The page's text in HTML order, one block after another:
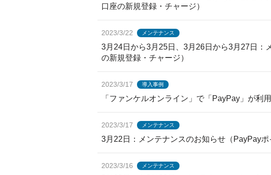
口座の新規登録・チャージ）
2023/3/22 メンテナンス
3月24日から3月25日、3月26日から3月27日：
の新規登録・チャージ）
2023/3/17 導入事例
「ファンケルオンライン」で「PayPay」が利
2023/3/17 メンテナンス
3月22日：メンテナンスのお知らせ（PayPayポ
2023/3/16 メンテナンス